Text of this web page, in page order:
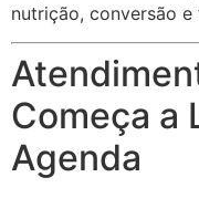
nutrição, conversão e
Começa a
Agenda